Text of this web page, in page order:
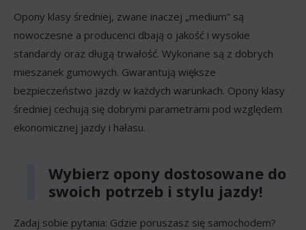
Opony klasy średniej, zwane inaczej „medium” są
nowoczesne a producenci dbają o jakość i wysokie
standardy oraz długą trwałość. Wykonane są z dobrych
mieszanek gumowych. Gwarantują większe
bezpieczeństwo jazdy w każdych warunkach. Opony klasy
średniej cechują się dobrymi parametrami pod względem
ekonomicznej jazdy i hałasu.
Wybierz opony dostosowane do
swoich potrzeb i stylu jazdy!
Zadaj sobie pytania: Gdzie poruszasz się samochodem?